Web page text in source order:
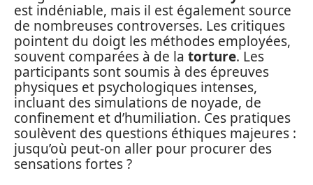
est indéniable, mais il est également source
de nombreuses controverses. Les critiques
pointent du doigt les méthodes employées,
souvent comparées à de la torture. Les
participants sont soumis à des épreuves
physiques et psychologiques intenses,
incluant des simulations de noyade, de
confinement et d’humiliation. Ces pratiques
soulèvent des questions éthiques majeures :
jusqu’où peut-on aller pour procurer des
sensations fortes ?